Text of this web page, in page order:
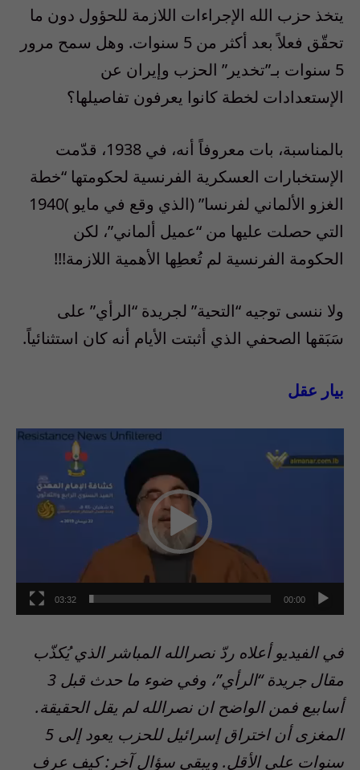
يتخذ حزب الله الإجراءات اللازمة للحؤول دون ما
تحقّق فعلاً بعد أكثر من 5 سنوات. وهل سمح مرور
5 سنوات بـ”تخدير” الحزب وإيران عن
الإستعدادات لخطة كانوا يعرفون تفاصيلها؟
بالمناسبة، بات معروفاً أنه، في 1938، قدّمت
الإستخبارات العسكرية الفرنسية لحكومتها “خطة
الغزو الألماني لفرنسا” (الذي وقع في مايو )1940
التي حصلت عليها من “عميل ألماني”، لكن
الحكومة الفرنسية لم تُعطِها الأهمية اللازمة!!!
ولا ننسى توجيه “التحية” لجريدة “الرأي” على
سَبَقها الصحفي الذي أثبتت الأيام أنه كان استثنائياً.
بيار عقل
الفيديو
00:00
03:32
في الفيديو أعلاه ردّ نصرالله المباشر الذي يُكذّب
مقال جريدة “الرأي”، وفي ضوء ما حدث قبل 3
أسابيع فمن الواضح ان نصرالله لم يقل الحقيقة.
المغزى أن اختراق إسرائيل للحزب يعود إلى 5
سنوات على الأقل. ويبقى سؤال آخر: كيف عرف